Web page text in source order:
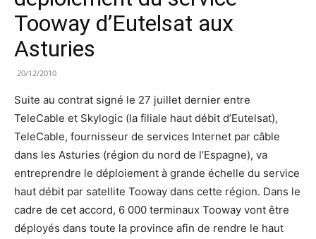
Tooway d’Eutelsat aux
Asturies
20/12/2010
Suite au contrat signé le 27 juillet dernier entre
TeleCable et Skylogic (la filiale haut débit d’Eutelsat),
TeleCable, fournisseur de services Internet par câble
dans les Asturies (région du nord de l’Espagne), va
entreprendre le déploiement à grande échelle du service
haut débit par satellite Tooway dans cette région. Dans le
cadre de cet accord, 6 000 terminaux Tooway vont être
déployés dans toute la province afin de rendre le haut